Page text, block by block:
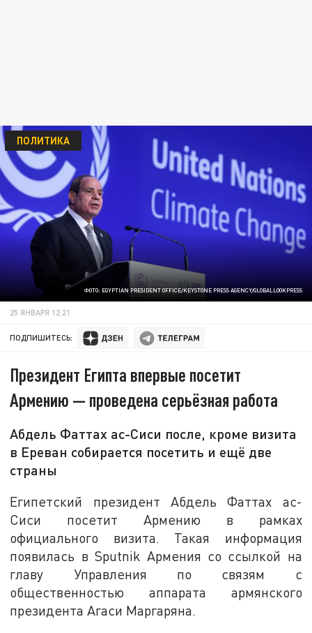
ФОТО: EGYPTIAN PRESIDENT OFFICE/KEYSTONE PRESS AGENCY/GLOBALLOOKPRESS
ПОЛИТИКА
25 ЯНВАРЯ 12:21
ПОДПИШИТЕСЬ:
Президент Египта впервые посетит
Армению — проведена серьёзная работа
Абдель Фаттах ас-Сиси после, кроме визита
в Ереван собирается посетить и ещё две
страны
Египетский президент Абдель Фаттах ас-
Сиси посетит Армению в рамках
официального визита. Такая информация
появилась в Sputnik Армения со ссылкой на
главу Управления по связям с
общественностью аппарата армянского
президента Агаси Маргаряна.